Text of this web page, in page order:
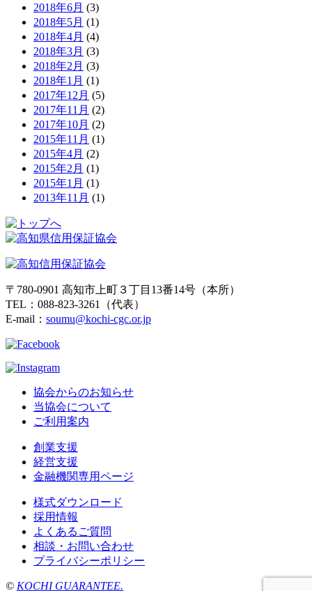
2018年6月 (3)
2018年5月 (1)
2018年4月 (4)
2018年3月 (3)
2018年2月 (3)
2018年1月 (1)
2017年12月 (5)
2017年11月 (2)
2017年10月 (2)
2015年11月 (1)
2015年4月 (2)
2015年2月 (1)
2015年1月 (1)
2013年11月 (1)
〒780-0901 高知市上町３丁目13番14号（本所）
TEL：088-823-3261（代表）
E-mail： soumu@kochi-cgc.or.jp
協会からのお知らせ
当協会について
ご利用案内
創業支援
経営支援
金融機関専用ページ
様式ダウンロード
採用情報
よくあるご質問
相談・お問い合わせ
プライバシーポリシー
© KOCHI GUARANTEE.